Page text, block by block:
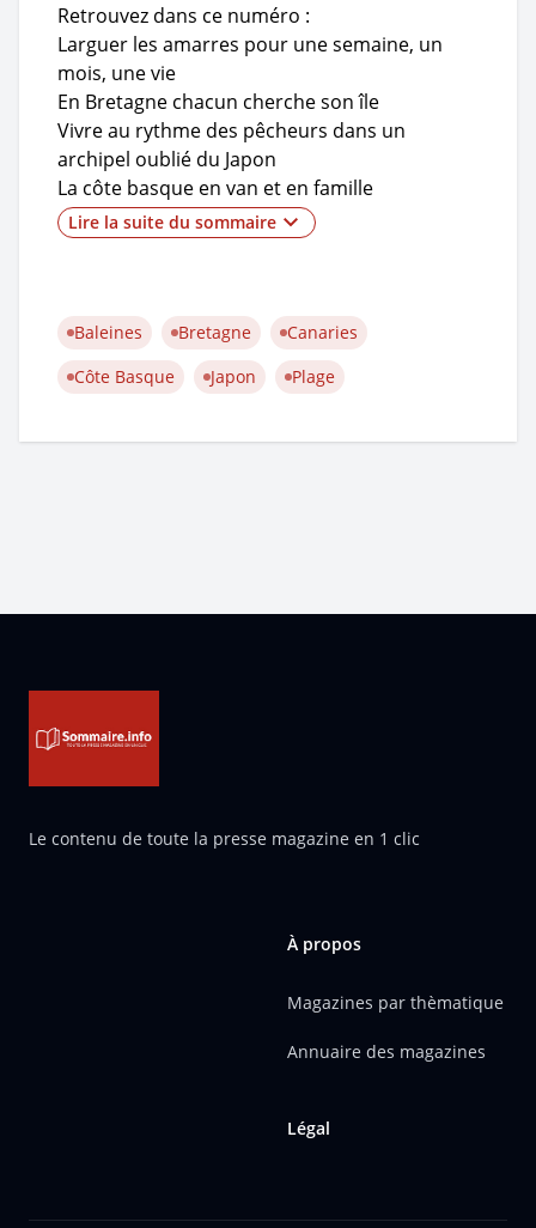
Retrouvez dans ce numéro :
Larguer les amarres pour une semaine, un
mois, une vie
En Bretagne chacun cherche son île
Vivre au rythme des pêcheurs dans un
archipel oublié du Japon
La côte basque en van et en famille
Jouer les Robinsons sur des plages
immaculées
Lire la suite du sommaire
Baleines Bretagne
Canaries
Côte Basque
Japon Plage
Le contenu de toute la presse magazine en 1 clic
À propos
Magazines par thèmatique
Annuaire des magazines
Légal